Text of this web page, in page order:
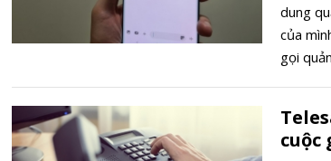
dung
của
gọi
cuộc